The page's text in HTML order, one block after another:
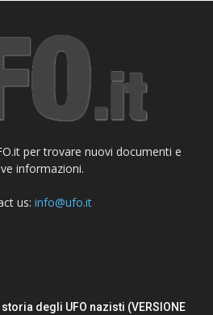
per trovare nuovi documenti e
informazioni.
us: info@ufo.it
storia degli UFO nazisti (VERSIONE